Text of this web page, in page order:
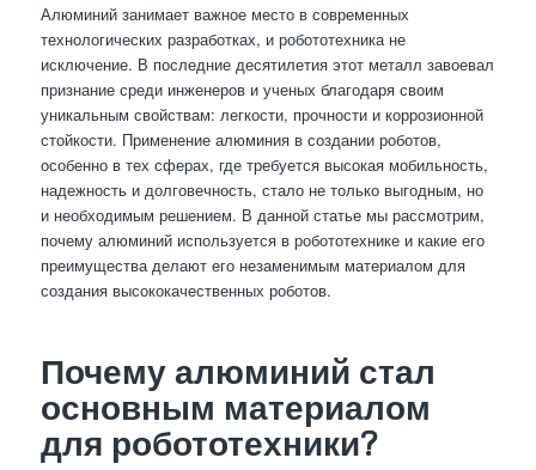
Алюминий занимает важное место в современных
технологических разработках, и робототехника не
исключение. В последние десятилетия этот металл завоевал
признание среди инженеров и ученых благодаря своим
уникальным свойствам: легкости, прочности и коррозионной
стойкости. Применение алюминия в создании роботов,
особенно в тех сферах, где требуется высокая мобильность,
надежность и долговечность, стало не только выгодным, но
и необходимым решением. В данной статье мы рассмотрим,
почему алюминий используется в робототехнике и какие его
преимущества делают его незаменимым материалом для
создания высококачественных роботов.
Почему алюминий стал
основным материалом
для робототехники?